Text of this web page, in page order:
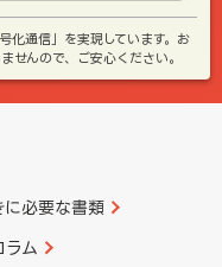
化通信」を実現しています。お
せんので、ご安心ください。
に必要な書類
ラム